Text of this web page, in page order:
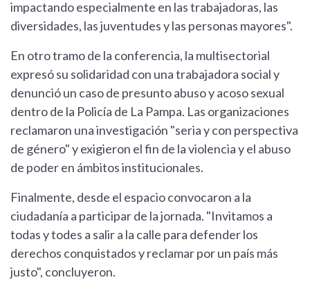
impactando especialmente en las trabajadoras, las
diversidades, las juventudes y las personas mayores".
En otro tramo de la conferencia, la multisectorial
expresó su solidaridad con una trabajadora social y
denunció un caso de presunto abuso y acoso sexual
dentro de la Policía de La Pampa. Las organizaciones
reclamaron una investigación "seria y con perspectiva
de género" y exigieron el fin de la violencia y el abuso
de poder en ámbitos institucionales.
Finalmente, desde el espacio convocaron a la
ciudadanía a participar de la jornada. "Invitamos a
todas y todes a salir a la calle para defender los
derechos conquistados y reclamar por un país más
justo", concluyeron.